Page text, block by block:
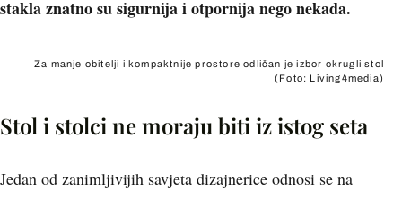
stakla znatno su sigurnija i otpornija nego nekada.
Za manje obitelji i kompaktnije prostore odličan je izbor okrugli stol
(Foto: Living4media)
Stol i stolci ne moraju biti iz istog seta
Jedan od zanimljivijih savjeta dizajnerice odnosi se na